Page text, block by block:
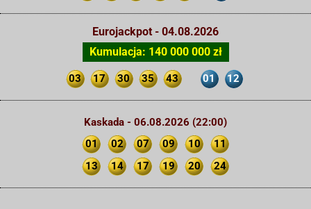
Eurojackpot - 04.08.2026
Kumulacja: 140 000 000 zł
03 17 30 35 43 01 12
Kaskada - 06.08.2026 (22:00)
01
02 07 09 10
11
13
14 17 19 20 24